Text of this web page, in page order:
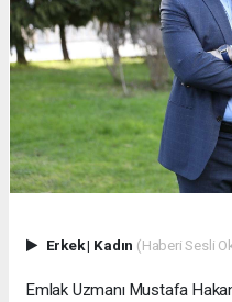
Erkek| Kadın (Haberi Sesli
Emlak Uzmanı Mustafa